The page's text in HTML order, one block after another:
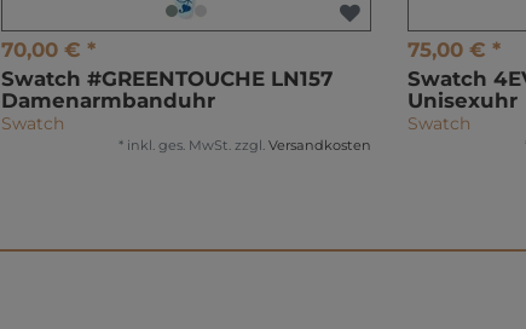
70,00 € *
Swatch #GREENTOUCHE LN157
Damenarmbanduhr
Swatch
* inkl. ges. MwSt. zzgl. Versandkosten
75,00 € *
Swatch
Unisexuhr
Swatch